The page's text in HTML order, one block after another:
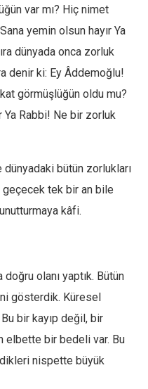
var mı? Hiç nimet
yemin olsun hayır Ya
dünyada onca zorluk
denir ki: Ey Âddemoğlu!
görmüşlüğün oldu mu?
Ya Rabbi! Ne bir zorluk
bütün zorlukları
geçecek tek bir an bile
kâfi.
olanı yaptık. Bütün
gösterdik. Küresel
bir kayıp değil, bir
elbette bir bedeli var. Bu
nispette büyük